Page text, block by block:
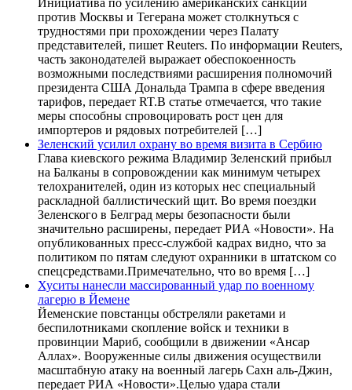
Инициатива по усилению американских санкций
против Москвы и Тегерана может столкнуться с
трудностями при прохождении через Палату
представителей, пишет Reuters. По информации Reuters,
часть законодателей выражает обеспокоенность
возможными последствиями расширения полномочий
президента США Дональда Трампа в сфере введения
тарифов, передает RT.В статье отмечается, что такие
меры способны спровоцировать рост цен для
импортеров и рядовых потребителей […]
Зеленский усилил охрану во время визита в Сербию
Глава киевского режима Владимир Зеленский прибыл
на Балканы в сопровождении как минимум четырех
телохранителей, один из которых нес специальный
раскладной баллистический щит. Во время поездки
Зеленского в Белград меры безопасности были
значительно расширены, передает РИА «Новости». На
опубликованных пресс-службой кадрах видно, что за
политиком по пятам следуют охранники в штатском со
спецсредствами.Примечательно, что во время […]
Хуситы нанесли массированный удар по военному
лагерю в Йемене
Йеменские повстанцы обстреляли ракетами и
беспилотниками скопление войск и техники в
провинции Мариб, сообщили в движении «Ансар
Аллах». Вооруженные силы движения осуществили
масштабную атаку на военный лагерь Сахн аль-Джин,
передает РИА «Новости».Целью удара стали